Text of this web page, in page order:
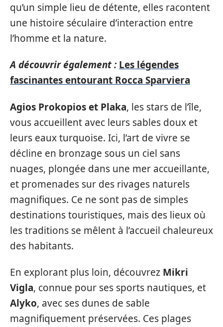
qu’un simple lieu de détente, elles racontent
une histoire séculaire d’interaction entre
l’homme et la nature.
A découvrir également : Les légendes
fascinantes entourant Rocca Sparviera
Agios Prokopios et Plaka, les stars de l’île,
vous accueillent avec leurs sables doux et
leurs eaux turquoise. Ici, l’art de vivre se
décline en bronzage sous un ciel sans
nuages, plongée dans une mer accueillante,
et promenades sur des rivages naturels
magnifiques. Ce ne sont pas de simples
destinations touristiques, mais des lieux où
les traditions se mêlent à l’accueil chaleureux
des habitants.
En explorant plus loin, découvrez Mikri
Vigla, connue pour ses sports nautiques, et
Alyko, avec ses dunes de sable
magnifiquement préservées. Ces plages